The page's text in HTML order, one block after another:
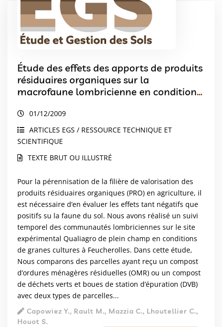
Étude des effets des apports de produits
résiduaires organiques sur la
macrofaune lombricienne en conditions
01/12/2009
ARTICLES EGS / RESSOURCE TECHNIQUE ET
SCIENTIFIQUE
TEXTE BRUT OU ILLUSTRÉ
Pour la pérennisation de la filière de valorisation des
produits résiduaires organiques (PRO) en agriculture, il
est nécessaire d’en évaluer les effets tant négatifs que
positifs su la faune du sol. Nous avons réalisé un suivi
temporel des communautés lombriciennes sur le site
expérimental Qualiagro de plein champ en conditions
de granes cultures à Feucherolles. Dans cette étude,
Nous comparons des parcelles ayant reçu un compost
d’ordures ménagères résiduelles (OMR) ou un compost
de déchets verts et boues de station d’épuration (DVB)
avec deux types de parcelles...
Capowiez Y., Rault M., Mazzia C., Lhoutellier C.,
Houot S.